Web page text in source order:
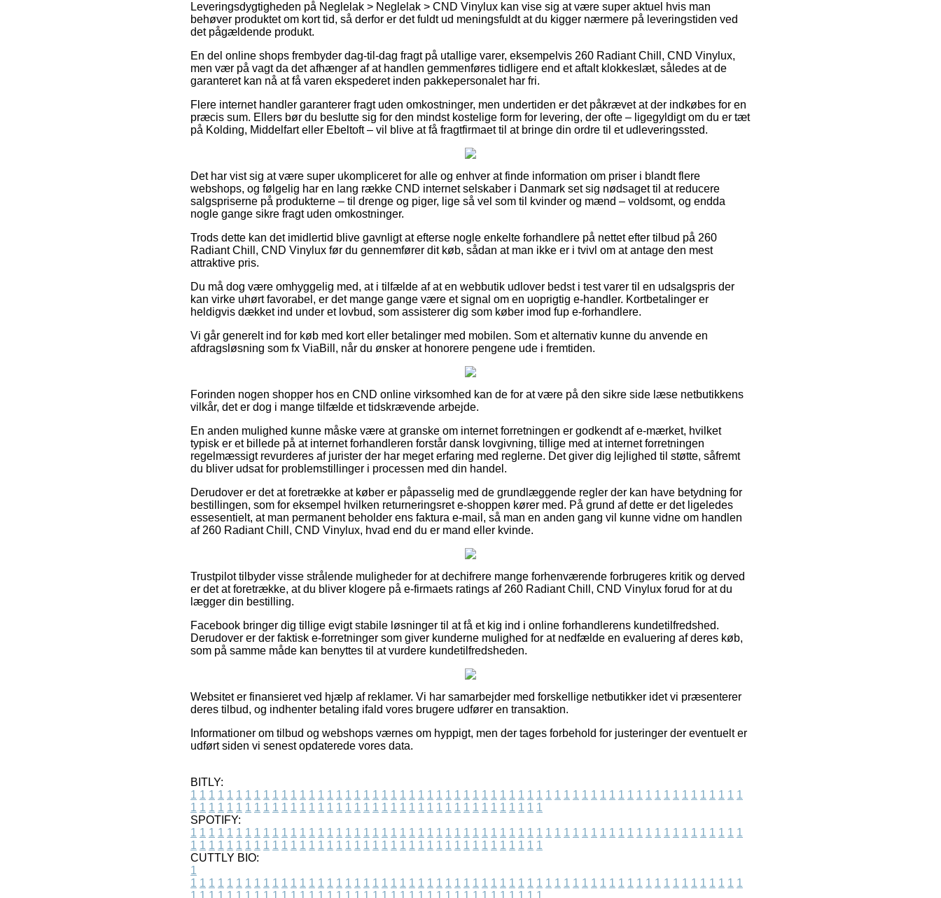
Leveringsdygtigheden på Neglelak > Neglelak > CND Vinylux kan vise sig at være super aktuel hvis man
behøver produktet om kort tid, så derfor er det fuldt ud meningsfuldt at du kigger nærmere på leveringstiden ved
det pågældende produkt.
En del online shops frembyder dag-til-dag fragt på utallige varer, eksempelvis 260 Radiant Chill, CND Vinylux,
men vær på vagt da det afhænger af at handlen gemmenføres tidligere end et aftalt klokkeslæt, således at de
garanteret kan nå at få varen ekspederet inden pakkepersonalet har fri.
Flere internet handler garanterer fragt uden omkostninger, men undertiden er det påkrævet at der indkøbes for en
præcis sum. Ellers bør du beslutte sig for den mindst kostelige form for levering, der ofte – ligegyldigt om du er tæt
på Kolding, Middelfart eller Ebeltoft – vil blive at få fragtfirmaet til at bringe din ordre til et udleveringssted.
Det har vist sig at være super ukompliceret for alle og enhver at finde information om priser i blandt flere
webshops, og følgelig har en lang række CND internet selskaber i Danmark set sig nødsaget til at reducere
salgspriserne på produkterne – til drenge og piger, lige så vel som til kvinder og mænd – voldsomt, og endda
nogle gange sikre fragt uden omkostninger.
Trods dette kan det imidlertid blive gavnligt at efterse nogle enkelte forhandlere på nettet efter tilbud på 260
Radiant Chill, CND Vinylux før du gennemfører dit køb, sådan at man ikke er i tvivl om at antage den mest
attraktive pris.
Du må dog være omhyggelig med, at i tilfælde af at en webbutik udlover bedst i test varer til en udsalgspris der
kan virke uhørt favorabel, er det mange gange være et signal om en uoprigtig e-handler. Kortbetalinger er
heldigvis dækket ind under et lovbud, som assisterer dig som køber imod fup e-forhandlere.
Vi går generelt ind for køb med kort eller betalinger med mobilen. Som et alternativ kunne du anvende en
afdragsløsning som fx ViaBill, når du ønsker at honorere pengene ude i fremtiden.
Forinden nogen shopper hos en CND online virksomhed kan de for at være på den sikre side læse netbutikkens
vilkår, det er dog i mange tilfælde et tidskrævende arbejde.
En anden mulighed kunne måske være at granske om internet forretningen er godkendt af e-mærket, hvilket
typisk er et billede på at internet forhandleren forstår dansk lovgivning, tillige med at internet forretningen
regelmæssigt revurderes af jurister der har meget erfaring med reglerne. Det giver dig lejlighed til støtte, såfremt
du bliver udsat for problemstillinger i processen med din handel.
Derudover er det at foretrække at køber er påpasselig med de grundlæggende regler der kan have betydning for
bestillingen, som for eksempel hvilken returneringsret e-shoppen kører med. På grund af dette er det ligeledes
essesentielt, at man permanent beholder ens faktura e-mail, så man en anden gang vil kunne vidne om handlen
af 260 Radiant Chill, CND Vinylux, hvad end du er mand eller kvinde.
Trustpilot tilbyder visse strålende muligheder for at dechifrere mange forhenværende forbrugeres kritik og derved
er det at foretrække, at du bliver klogere på e-firmaets ratings af 260 Radiant Chill, CND Vinylux forud for at du
lægger din bestilling.
Facebook bringer dig tillige evigt stabile løsninger til at få et kig ind i online forhandlerens kundetilfredshed.
Derudover er der faktisk e-forretninger som giver kunderne mulighed for at nedfælde en evaluering af deres køb,
som på samme måde kan benyttes til at vurdere kundetilfredsheden.
Websitet er finansieret ved hjælp af reklamer. Vi har samarbejder med forskellige netbutikker idet vi præsenterer
deres tilbud, og indhenter betaling ifald vores brugere udfører en transaktion.
Informationer om tilbud og webshops værnes om hyppigt, men der tages forbehold for justeringer der eventuelt er
udført siden vi senest opdaterede vores data.
BITLY:
1 1 1 1 1 1 1 1 1 1 1 1 1 1 1 1 1 1 1 1 1 1 1 1 1 1 1 1 1 1 1 1 1 1 1 1 1 1 1 1 1 1 1 1 1 1 1 1 1 1 1 1 1 1 1 1 1 1 1 1 1
1 1 1 1 1 1 1 1 1 1 1 1 1 1 1 1 1 1 1 1 1 1 1 1 1 1 1 1 1 1 1 1 1 1 1 1 1 1 1
SPOTIFY:
1 1 1 1 1 1 1 1 1 1 1 1 1 1 1 1 1 1 1 1 1 1 1 1 1 1 1 1 1 1 1 1 1 1 1 1 1 1 1 1 1 1 1 1 1 1 1 1 1 1 1 1 1 1 1 1 1 1 1 1 1
1 1 1 1 1 1 1 1 1 1 1 1 1 1 1 1 1 1 1 1 1 1 1 1 1 1 1 1 1 1 1 1 1 1 1 1 1 1 1
CUTTLY BIO:
1
1 1 1 1 1 1 1 1 1 1 1 1 1 1 1 1 1 1 1 1 1 1 1 1 1 1 1 1 1 1 1 1 1 1 1 1 1 1 1 1 1 1 1 1 1 1 1 1 1 1 1 1 1 1 1 1 1 1 1 1 1